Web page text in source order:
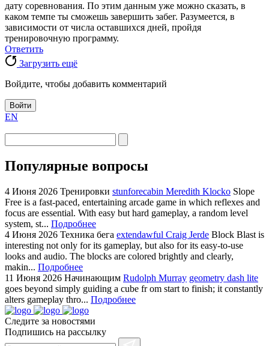
дату соревнования. По этим данным уже можно сказать, в
каком темпе ты сможешь завершить забег. Разумеется, в
зависимости от числа оставшихся дней, пройдя
тренировочную программу.
Ответить
Загрузить ещё
Войдите, чтобы добавить комментарий
Войти
EN
Популярные вопросы
4 Июня 2026 Тренировки stunforecabin Meredith Klocko Slope
Free is a fast-paced, entertaining arcade game in which reflexes and
focus are essential. With easy but hard gameplay, a random level
system, st... Подробнее
4 Июня 2026 Техника бега extendawful Craig Jerde Block Blast is
interesting not only for its gameplay, but also for its easy-to-use
looks and audio. The blocks are colored brightly and clearly,
makin... Подробнее
11 Июня 2026 Начинающим Rudolph Murray geometry dash lite
goes beyond simply guiding a cube fr om start to finish; it constantly
alters gameplay thro... Подробнее
Следите за новостями
Подпишись на рассылку